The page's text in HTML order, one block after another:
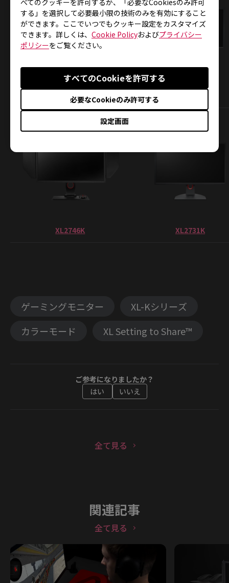
する」を選択して必要最小限の技術のみを有効にすること
ができます。ここでいつでもクッキー設定をカスタマイズ
できます。詳しくは、 Cookie Policyおよびプライバシー
ポリシーをご覧ください。
設定画面
必要なCookieのみ許可する
すべてのCookieを許可する
XL2546K
XL2746K XL2731K
ゲーミングモニター
XL-Kシリーズ
カラーモード
XL Setting to Share™
ご参考になりましたか？
はい
いいえ
全て見る
関連記事
全て見る